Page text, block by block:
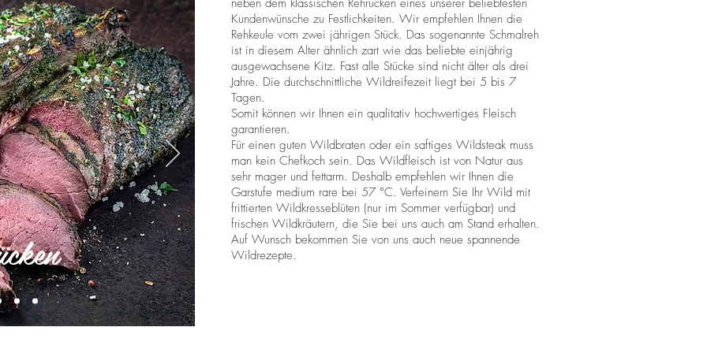
neben dem klassischen Rehrücken eines unserer beliebtesten
Kundenwünsche zu Festlichkeiten. Wir empfehlen Ihnen die
Rehkeule vom zwei jährigen Stück. Das sogenannte Schmalreh
ist in diesem Alter ähnlich zart wie das beliebte einjährig
ausgewachsene Kitz. Fast alle Stücke sind nicht älter als drei
Jahre. Die durchschnittliche Wildreifezeit liegt bei 5 bis 7
Tagen.
Somit können wir Ihnen ein qualitativ hochwertiges Fleisch
garantieren.
Für einen guten Wildbraten oder ein saftiges Wildsteak muss
man kein Chefkoch sein. Das Wildfleisch ist von Natur aus
sehr mager und fettarm. Deshalb empfehlen wir Ihnen die
Garstufe medium rare bei 57 °C. Verfeinern Sie Ihr Wild mit
frittierten Wildkresseblüten (nur im Sommer verfügbar) und
frischen Wildkräutern, die Sie bei uns auch am Stand erhalten.
Auf Wunsch bekommen Sie von uns auch neue spannende
Wildrezepte.